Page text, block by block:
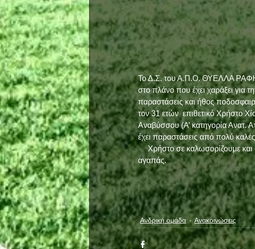
Το Δ.Σ. του Α.Π.Ο. ΘΥΕΛΛΑ
στο πλάνο που έχει χαράξει για
παραστάσεις και ήθος
τον 31 ετών  επιθετικό Χρήστο
Αναβύσσου (A’ κατηγορία Ανατ.
έχει παραστάσεις από πολύ
     Χρήστο σε καλωσορίζουμε και σου ευχόμαστε υγεία και να ευχαριστηθείς κοντά μας το άθλημα που
αγαπάς.
Ανδρική ομάδα Ανακοινώσεις